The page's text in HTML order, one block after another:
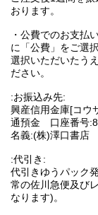
おります。
・公費でのお支払
に「公費」をご選
選択いただいたう
ださい。
:お振込み先:
興産信用金庫[コ
通預金 口座番号
名義:(株)澤口書
:代引き:
代引きゆうパック
常の佐川急便及び
なります)。